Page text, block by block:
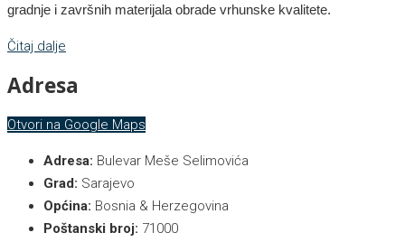
gradnje i završnih materijala obrade vrhunske kvalitete.
Čitaj dalje
Adresa
Otvori na Google Maps
Adresa: Bulevar Meše Selimovića
Grad: Sarajevo
Općina: Bosnia & Herzegovina
Poštanski broj: 71000